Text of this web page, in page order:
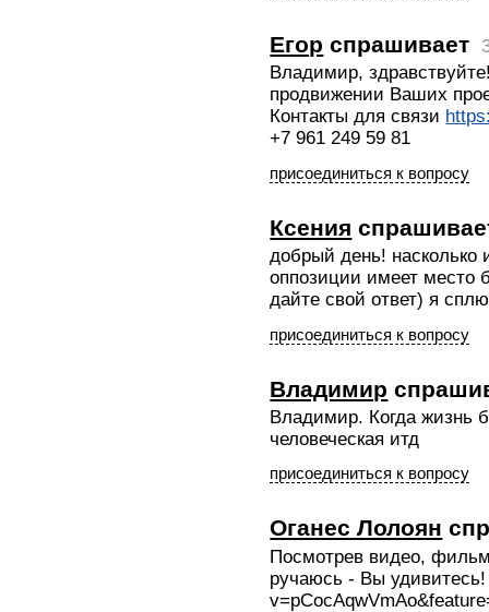
Егор спрашивает
Владимир,
продвижении Ваших
Контакты для связи
+7 961 249 59 81
присоединиться к вопросу
Ксения
добрый день! насколько
оппозиции имеет место
дайте свой ответ) я
присоединиться к вопросу
Владимир
Владимир. Когда жизнь
человеческая итд
присоединиться к вопросу
Оганес Лолоян
Посмотрев видео,
ручаюсь - Вы